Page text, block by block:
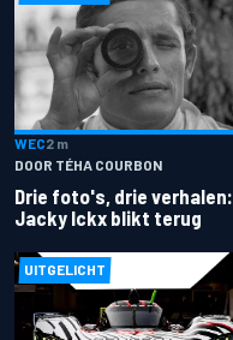
WEC2 m
DOOR TÉHA COURBON
Drie foto's, drie verhalen:
Jacky Ickx blikt terug
UITGELICHT